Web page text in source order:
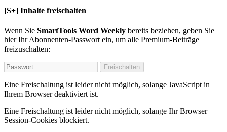
[S+] Inhalte freischalten
Wenn Sie SmartTools Word Weekly bereits beziehen, geben Sie
hier Ihr Abonnenten-Passwort ein, um alle Premium-Beiträge
freizuschalten:
Freischalten
Eine Freischaltung ist leider nicht möglich, solange JavaScript in
Ihrem Browser deaktiviert ist.
Eine Freischaltung ist leider nicht möglich, solange Ihr Browser
Session-Cookies blockiert.